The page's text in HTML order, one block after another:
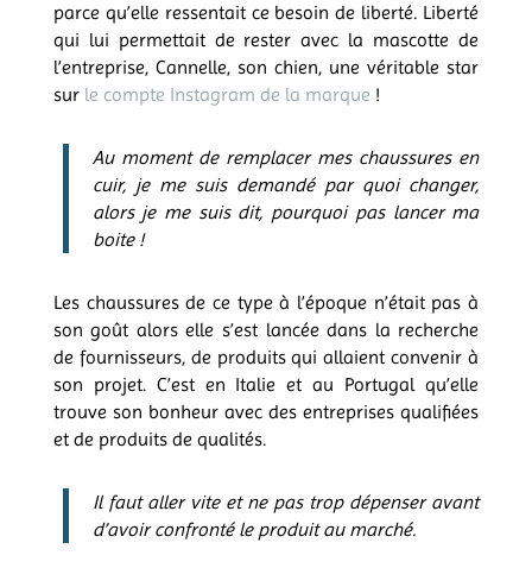
parce qu’elle ressentait ce besoin de liberté. Liberté
qui lui permettait de rester avec la mascotte de
l’entreprise, Cannelle, son chien, une véritable star
sur le compte Instagram de la marque !
Au moment de remplacer mes chaussures en
cuir, je me suis demandé par quoi changer,
alors je me suis dit, pourquoi pas lancer ma
boite !
Les chaussures de ce type à l’époque n’était pas à
son goût alors elle s’est lancée dans la recherche
de fournisseurs, de produits qui allaient convenir à
son projet. C’est en Italie et au Portugal qu’elle
trouve son bonheur avec des entreprises qualifiées
et de produits de qualités.
Il faut aller vite et ne pas trop dépenser avant
d’avoir confronté le produit au marché.